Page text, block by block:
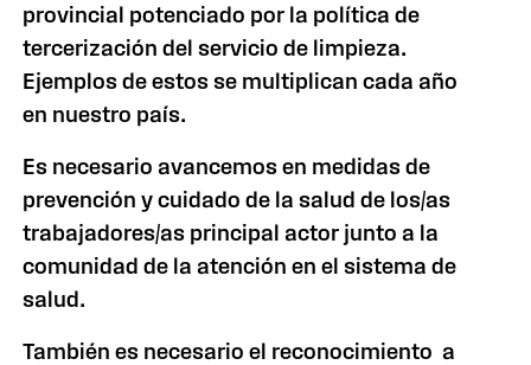
provincial potenciado por la política de
tercerización del servicio de limpieza.
Ejemplos de estos se multiplican cada año
en nuestro país.
Es necesario avancemos en medidas de
prevención y cuidado de la salud de los/as
trabajadores/as principal actor junto a la
comunidad de la atención en el sistema de
salud.
También es necesario el reconocimiento a